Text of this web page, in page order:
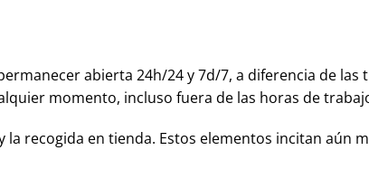
abierta 24h/24 y 7d/7, a diferencia de las
momento, incluso fuera de las horas de
recogida en tienda. Estos elementos incitan aún